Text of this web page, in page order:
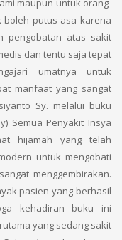
maupun untuk orang-
boleh putus asa karena
pengobatan atas sakit
dan tentu saja tepat
umatnya untuk
manfaat yang sangat
Sy. melalui buku
Semua Penyakit Insya
hijamah yang telah
untuk mengobati
menggembirakan.
pasien yang berhasil
kehadiran buku ini
yang sedang sakit